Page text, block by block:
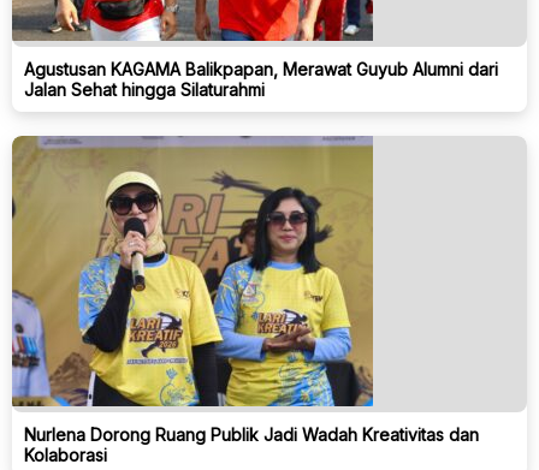
Agustusan KAGAMA Balikpapan, Merawat Guyub Alumni dari
Jalan Sehat hingga Silaturahmi
Nurlena Dorong Ruang Publik Jadi Wadah Kreativitas dan
Kolaborasi